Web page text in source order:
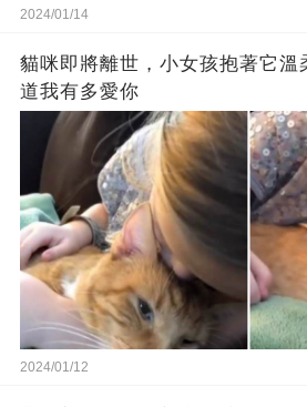
2024/01/14
貓咪即將離世，小女孩抱著它溫
道我有多愛你
2024/01/12